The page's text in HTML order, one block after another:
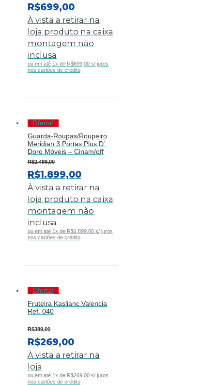
O
PREÇO
ORIGINAL
ERA:
R$899,00.
R$699,00O
PREÇO
ATUAL
É:
À vista a retirar na
loja produto na caixa
montagem não
inclusa
ou em até 1x de R$699,00 s/ juros
nos cartões de crédito
Oferta!
Guarda-Roupas/Roupeiro
Meridian 3 Portas Plus D´
Doro Móveis – Cinam/off
R$2.499,00
O
PREÇO
ORIGINAL
ERA:
R$2.499,00.
R$1.899,00O
PREÇO
ATUAL
É:
À vista a retirar na
loja produto na caixa
montagem não
inclusa
ou em até 1x de R$1.899,00 s/ juros
nos cartões de crédito
Oferta!
Fruteira Kaslianc Valencia
Ref. 040
R$389,00
O
PREÇO
ORIGINAL
ERA:
R$269,00O
PREÇO
É:
À vista a retirar na
loja
ou em até 1x de R$269,00 s/ juros
nos cartões de crédito